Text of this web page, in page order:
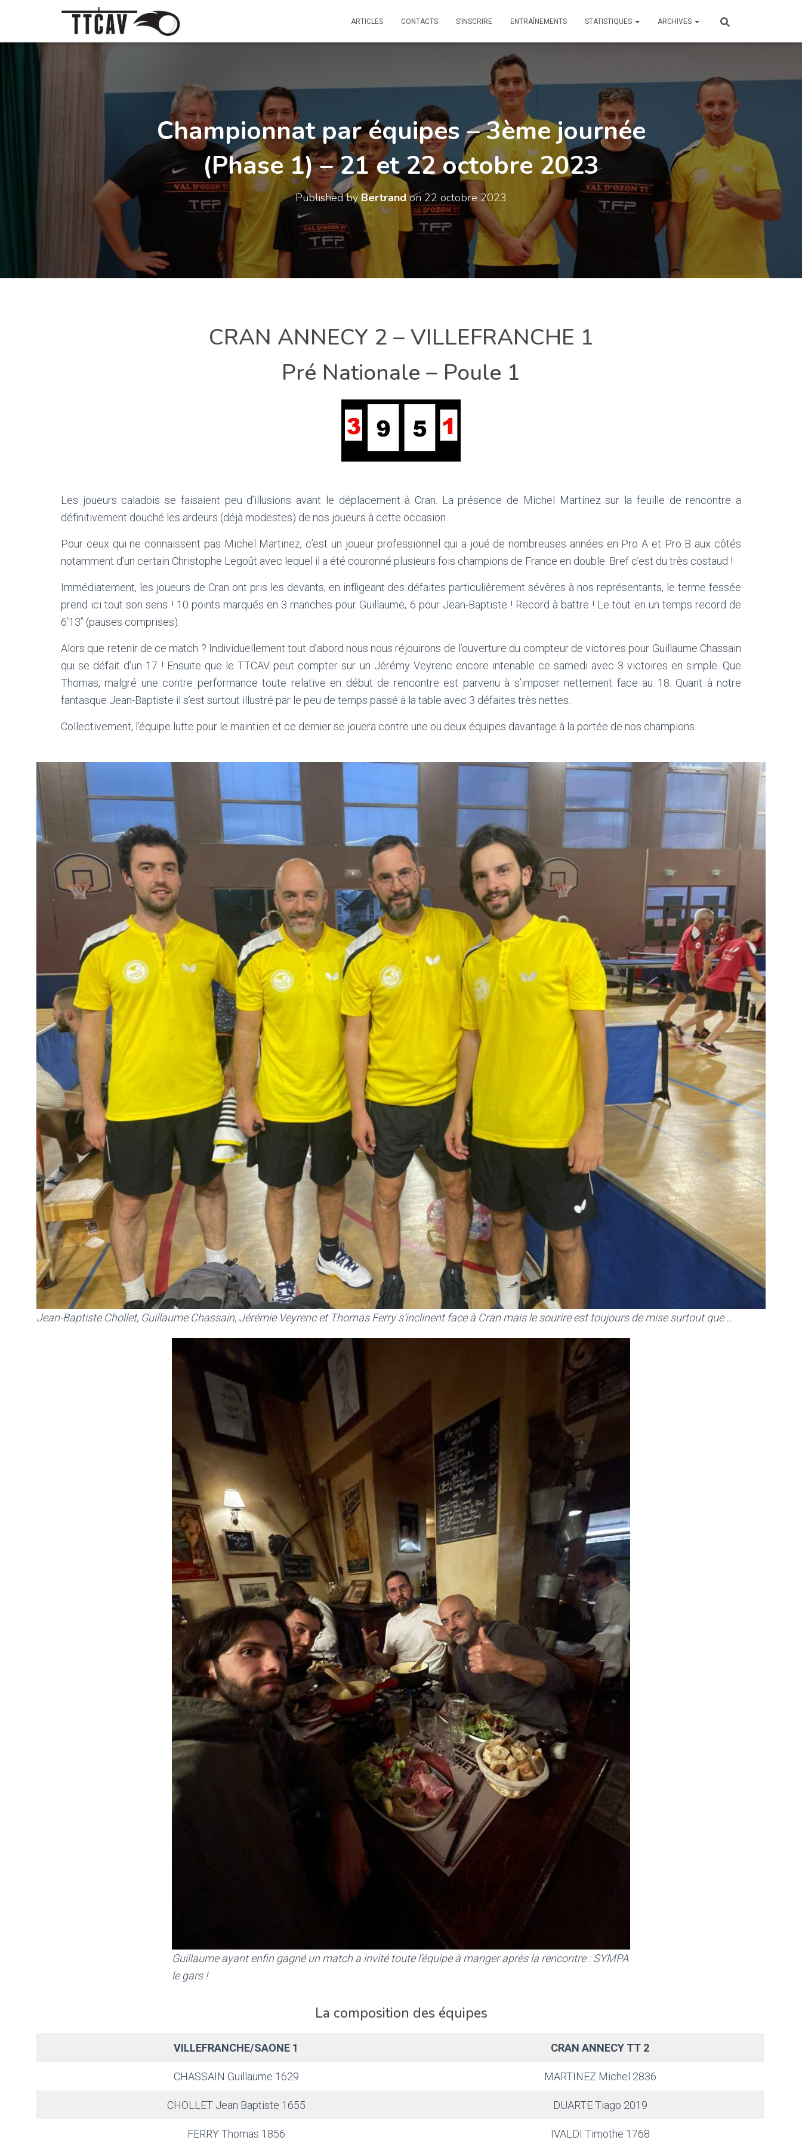
ARTICLES CONTACTS S’INSCRIRE ENTRAÎNEMENTS STATISTIQUES ARCHIVES
Championnat par équipes – 3ème journée
(Phase 1) – 21 et 22 octobre 2023
Published byBertrand on 22 octobre 2023
CRAN ANNECY 2 – VILLEFRANCHE 1
Pré Nationale – Poule 1
Les joueurs caladois se faisaient peu d’illusions avant le déplacement à Cran. La présence de Michel Martinez sur la feuille de rencontre a
définitivement douché les ardeurs (déjà modestes) de nos joueurs à cette occasion.
Pour ceux qui ne connaissent pas Michel Martinez, c’est un joueur professionnel qui a joué de nombreuses années en Pro A et Pro B aux côtés
notamment d’un certain Christophe Legoût avec lequel il a été couronné plusieurs fois champions de France en double. Bref c’est du très costaud !
Immédiatement, les joueurs de Cran ont pris les devants, en infligeant des défaites particulièrement sévères à nos représentants, le terme fessée
prend ici tout son sens ! 10 points marqués en 3 manches pour Guillaume, 6 pour Jean-Baptiste ! Record à battre ! Le tout en un temps record de
6’13’’ (pauses comprises).
Alors que retenir de ce match ? Individuellement tout d’abord nous nous réjouirons de l’ouverture du compteur de victoires pour Guillaume Chassain
qui se défait d’un 17 ! Ensuite que le TTCAV peut compter sur un Jérémy Veyrenc encore intenable ce samedi avec 3 victoires en simple. Que
Thomas, malgré une contre performance toute relative en début de rencontre est parvenu à s’imposer nettement face au 18. Quant à notre
fantasque Jean-Baptiste il s’est surtout illustré par le peu de temps passé à la table avec 3 défaites très nettes.
Collectivement, l’équipe lutte pour le maintien et ce dernier se jouera contre une ou deux équipes davantage à la portée de nos champions.
Jean-Baptiste Chollet, Guillaume Chassain, Jérémie Veyrenc et Thomas Ferry s’inclinent face à Cran mais le sourire est toujours de mise surtout que …
Guillaume ayant enfin gagné un match a invité toute l’équipe à manger après la rencontre : SYMPA
le gars !
La composition des équipes
VILLEFRANCHE/SAONE 1 CRAN ANNECY TT 2
CHASSAIN Guillaume 1629 MARTINEZ Michel 2836
CHOLLET Jean Baptiste 1655 DUARTE Tiago 2019
FERRY Thomas 1856 IVALDI Timothe 1768